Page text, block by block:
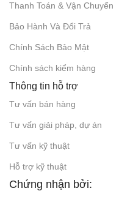
Thanh Toán & Vận Chuyển
Bảo Hành Và Đổi Trả
Chính Sách Bảo Mật
Chính sách kiểm hàng
Thông tin hỗ trợ
Tư vấn bán hàng
Tư vấn giải pháp, dự án
Tư vấn kỹ thuật
Hỗ trợ kỹ thuật
Chứng nhận bởi: